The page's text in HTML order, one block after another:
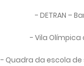
- DETRAN –
- Vila Olímpica
- Quadra da escola